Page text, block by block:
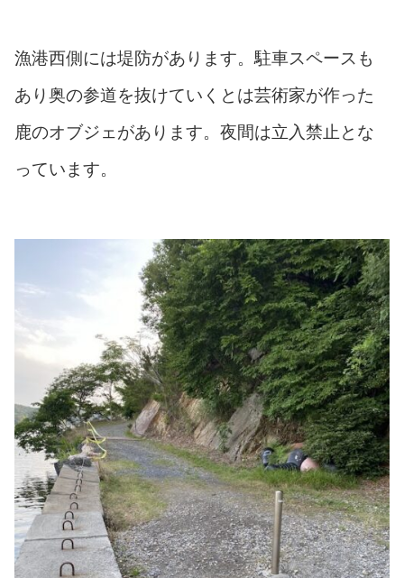
漁港西側には堤防があります。駐車スペースも
あり奥の参道を抜けていくとは芸術家が作った
鹿のオブジェがあります。夜間は立入禁止とな
っています。